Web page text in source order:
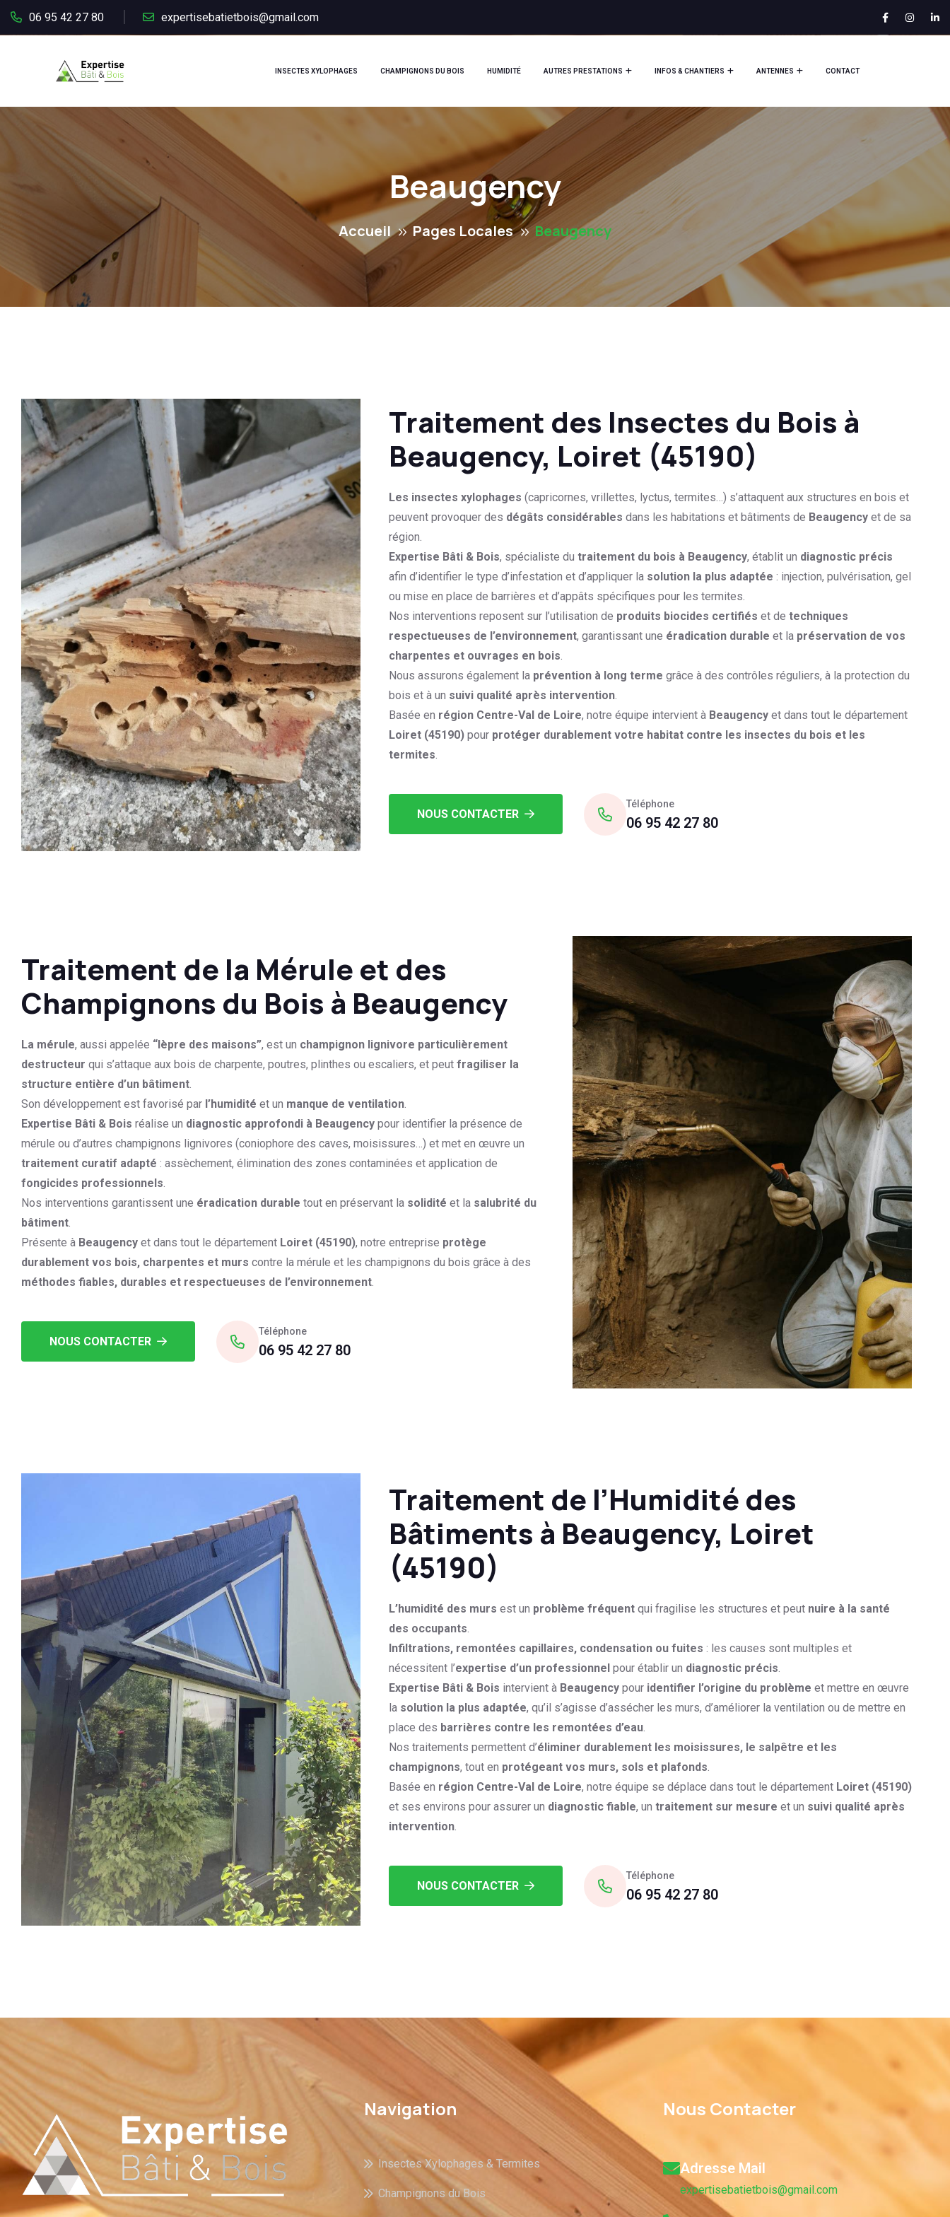
06 95 42 27 80 expertisebatietbois@gmail.com
INSECTES XYLOPHAGES CHAMPIGNONS DU BOIS HUMIDITÉ AUTRES PRESTATIONS INFOS & CHANTIERS ANTENNES CONTACT
Beaugency
Accueil Pages Locales Beaugency
Traitement des Insectes du Bois à
Beaugency, Loiret (45190)
Les insectes xylophages (capricornes, vrillettes, lyctus, termites…) s’attaquent aux structures en bois et
peuvent provoquer des dégâts considérables dans les habitations et bâtiments de Beaugency et de sa
région.
Expertise Bâti & Bois, spécialiste du traitement du bois à Beaugency, établit un diagnostic précis
afin d’identifier le type d’infestation et d’appliquer la solution la plus adaptée : injection, pulvérisation, gel
ou mise en place de barrières et d’appâts spécifiques pour les termites.
Nos interventions reposent sur l’utilisation de produits biocides certifiés et de techniques
respectueuses de l’environnement, garantissant une éradication durable et la préservation de vos
charpentes et ouvrages en bois
Nous assurons également la prévention à long terme grâce à des contrôles réguliers, à la protection du
bois et à un suivi qualité après intervention
Basée en région Centre-Val de Loire, notre équipe intervient à Beaugency et dans tout le département
Loiret (45190) pour protéger durablement votre habitat contre les insectes du bois et les
termites
NOUS CONTACTER
Téléphone
06 95 42 27 80
Traitement de la Mérule et des
Champignons du Bois à Beaugency
La mérule, aussi appelée “lèpre des maisons”, est un champignon lignivore particulièrement
destructeur qui s’attaque aux bois de charpente, poutres, plinthes ou escaliers, et peut fragiliser la
structure entière d’un bâtiment
Son développement est favorisé par l’humidité et un manque de ventilation
Expertise Bâti & Bois réalise un diagnostic approfondi à Beaugency pour identifier la présence de
mérule ou d’autres champignons lignivores (coniophore des caves, moisissures…) et met en œuvre un
traitement curatif adapté : assèchement, élimination des zones contaminées et application de
fongicides professionnels
Nos interventions garantissent une éradication durable tout en préservant la solidité et la salubrité du
bâtiment
Présente à Beaugency et dans tout le département Loiret (45190), notre entreprise protège
durablement vos bois, charpentes et murs contre la mérule et les champignons du bois grâce à des
méthodes fiables, durables et respectueuses de l’environnement
NOUS CONTACTER
Téléphone
06 95 42 27 80
Traitement de l’Humidité des
Bâtiments à Beaugency, Loiret
(45190)
L’humidité des murs est un problème fréquent qui fragilise les structures et peut nuire à la santé
des occupants
Infiltrations, remontées capillaires, condensation ou fuites : les causes sont multiples et
nécessitent l’expertise d’un professionnel pour établir un diagnostic précis
Expertise Bâti & Bois intervient à Beaugency pour identifier l’origine du problème et mettre en œuvre
la solution la plus adaptée, qu’il s’agisse d’assécher les murs, d’améliorer la ventilation ou de mettre en
place des barrières contre les remontées d’eau
Nos traitements permettent d’éliminer durablement les moisissures, le salpêtre et les
champignons, tout en protégeant vos murs, sols et plafonds
Basée en région Centre-Val de Loire, notre équipe se déplace dans tout le département Loiret (45190)
et ses environs pour assurer un diagnostic fiable, un traitement sur mesure et un suivi qualité après
intervention
NOUS CONTACTER
Téléphone
06 95 42 27 80
Navigation
Insectes Xylophages & Termites
Champignons du Bois
Nous Contacter
Adresse Mail
expertisebatietbois@gmail.com
Panneau de gestion des cookies